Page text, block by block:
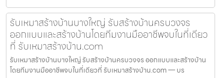
รับเหมาสร้างบ้านบางใหญ่ รับสร้างบ้านครบวงจร
ออกแบบและสร้างบ้านโดยทีมงานมืออาชีพจบในที่เดียว
ที่ รับเหมาสร้างบ้าน.com
รับเหมาสร้างบ้านบางใหญ่ รับสร้างบ้านครบวงจร ออกแบบและสร้างบ้าน
โดยทีมงานมืออาชีพจบในที่เดียวที่ รับเหมาสร้างบ้าน.com — บร